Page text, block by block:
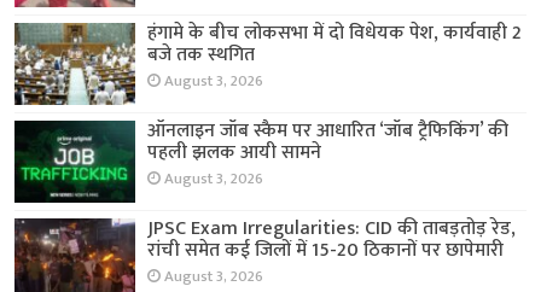
हंगामे के बीच लोकसभा में दो विधेयक पेश, कार्यवाही 2
बजे तक स्थगित
August 3, 2026
ऑनलाइन जॉब स्कैम पर आधारित ‘जॉब ट्रैफिकिंग’ की
पहली झलक आयी सामने
August 3, 2026
JPSC Exam Irregularities: CID की ताबड़तोड़ रेड,
रांची समेत कई जिलों में 15-20 ठिकानों पर छापेमारी
August 3, 2026